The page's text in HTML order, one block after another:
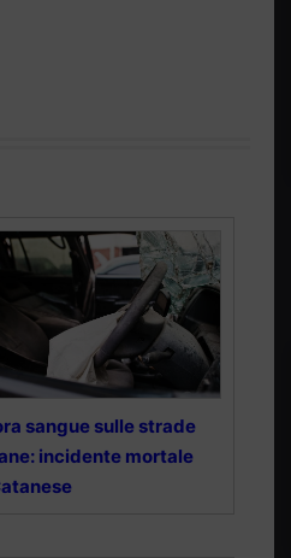
sangue sulle strade
incidente mortale